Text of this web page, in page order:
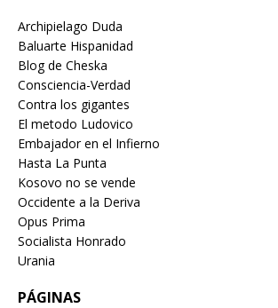
Archipielago Duda
Baluarte Hispanidad
Blog de Cheska
Consciencia-Verdad
Contra los gigantes
El metodo Ludovico
Embajador en el Infierno
Hasta La Punta
Kosovo no se vende
Occidente a la Deriva
Opus Prima
Socialista Honrado
Urania
PÁGINAS